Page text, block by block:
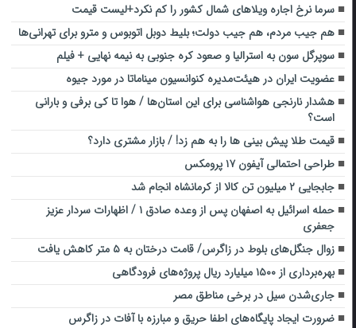
سرما نرخ اجاره ویلاهای شمال کشور را کم نکرد+لیست قیمت
هم جیب مردم، هم جیب دولت؛ بلیط دوبل اتوبوس و مترو برای تهرانی‌ها
سوپرگل سون به استرالیا و صعود کره جنوبی به نیمه نهایی + فیلم
عضویت ایران در هیئت‌مدیره کنوانسیون میناماتا در مورد جیوه
هشدار نارنجی هواشناسی برای این استان‌ها / هوا تا کی برفی و بارانی
است؟
قیمت طلا پیش بینی ها را به هم زد! / بازار مشتری دارد؟
طراحی احتمالی آیفون ۱۷ پرومکس
جابجایی ۲ میلیون تن کالا از کرمانشاه انجام شد
حمله اسرائیل به اصفهان پس از وعده صادق ۱ / اظهارات سردار عزیز
جعفری
زوال جنگل‌های بلوط در زاگرس/ قامت درختان به ۵ متر کاهش یافت
بهره‌برداری از ۱۵۰۰ میلیارد ریال پروژه‌های فرودگاهی
جاری‌شدن سیل در برخی مناطق مصر
ضرورت ایجاد پایگاه‌های اطفا حریق و مبارزه با آفات در زاگرس